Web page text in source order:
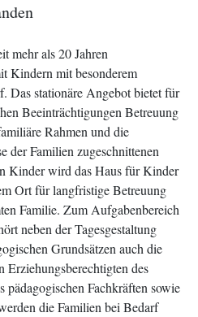
mehr als 20 Jahren
Kindern mit besonderem
Das stationäre Angebot bietet für
Beeinträchtigungen Betreuung
Rahmen und die
der Familien zugeschnittenen
Kinder wird das Haus für Kinder
Ort für langfristige Betreuung
Familie. Zum Aufgabenbereich
neben der Tagesgestaltung
Grundsätzen auch die
Erziehungsberechtigten des
pädagogischen Fachkräften sowie
die Familien bei Bedarf